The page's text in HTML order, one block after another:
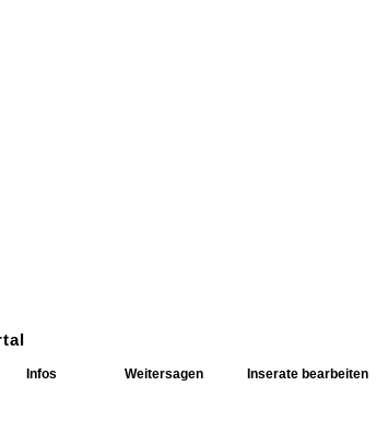
Infos Weitersagen Inserate bearbeiten